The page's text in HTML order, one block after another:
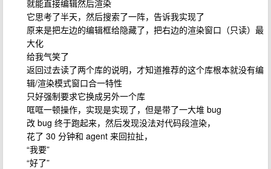
就能直接编辑然后渲染
它思考了半天，然后搜索了一阵，告诉我实现了
原来是把左边的编辑框给隐藏了，把右边的渲染窗口（只读）最
大化
给我气笑了
返回过去读了两个库的说明，才知道推荐的这个库根本就没有编
辑/渲染模式窗口合一特性
只好强制要求它换成另外一个库
哐哐一顿操作，实现是实现了，但是带了一大堆 bug
改 bug 终于跑起来，然后发现没法对代码段渲染，
花了 30 分钟和 agent 来回拉扯，
“我要”
“好了”